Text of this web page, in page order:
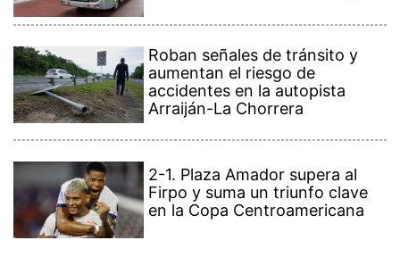
Roban señales de tránsito y
aumentan el riesgo de
accidentes en la autopista
Arraiján-La Chorrera
2-1. Plaza Amador supera al
Firpo y suma un triunfo clave
en la Copa Centroamericana